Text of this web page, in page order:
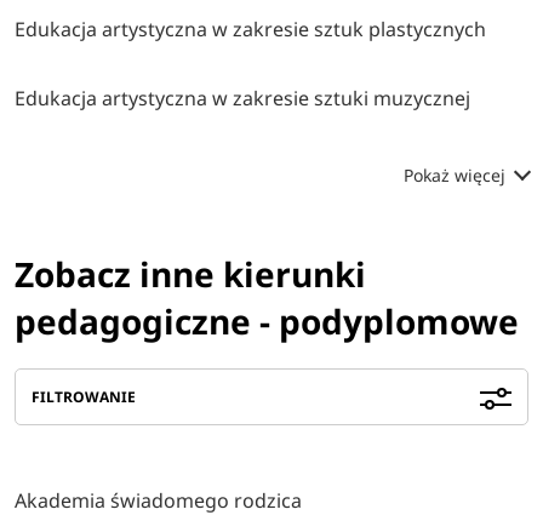
Edukacja artystyczna w zakresie sztuk plastycznych
Edukacja artystyczna w zakresie sztuki muzycznej
Pokaż więcej
Zobacz inne kierunki
pedagogiczne - podyplomowe
FILTROWANIE
Akademia świadomego rodzica